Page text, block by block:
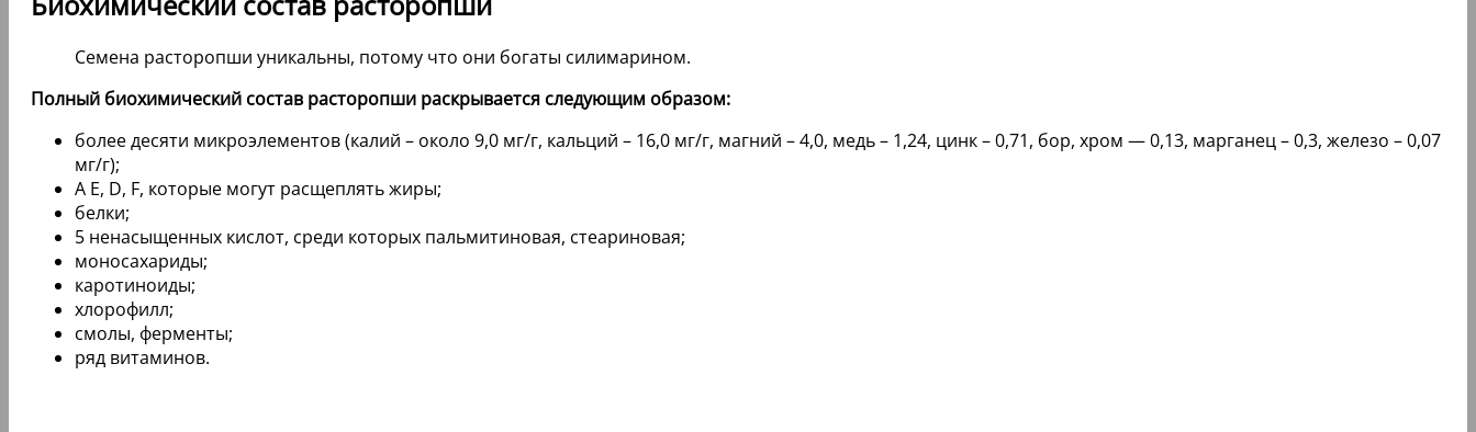
Семена расторопши уникальны, потому что они богаты силимарином.
Полный биохимический состав расторопши раскрывается следующим образом:
более десяти микроэлементов (калий – около 9,0 мг/г, кальций – 16,0 мг/г, магний – 4,0, медь – 1,24, цинк – 0,71, бор, хром — 0,13, марганец – 0,3, железо – 0,07
мг/г);
А Е, D, F, которые могут расщеплять жиры;
белки;
5 ненасыщенных кислот, среди которых пальмитиновая, стеариновая;
моносахариды;
каротиноиды;
хлорофилл;
смолы, ферменты;
ряд витаминов.